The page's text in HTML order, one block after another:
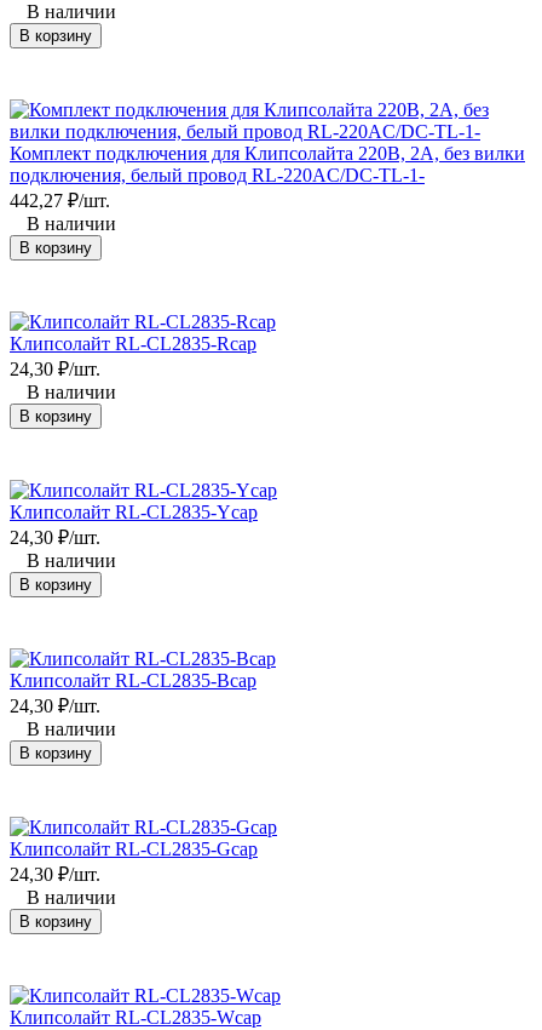
В наличии
В корзину
Комплект подключения для Клипсолайта 220В, 2А, без вилки
подключения, белый провод RL-220AC/DC-TL-1-
442,27 ₽/шт.
В наличии
В корзину
Клипсолайт RL-CL2835-Rcap
24,30 ₽/шт.
В наличии
В корзину
Клипсолайт RL-CL2835-Ycap
24,30 ₽/шт.
В наличии
В корзину
Клипсолайт RL-CL2835-Bcap
24,30 ₽/шт.
В наличии
В корзину
Клипсолайт RL-CL2835-Gcap
24,30 ₽/шт.
В наличии
В корзину
Клипсолайт RL-CL2835-Wcap